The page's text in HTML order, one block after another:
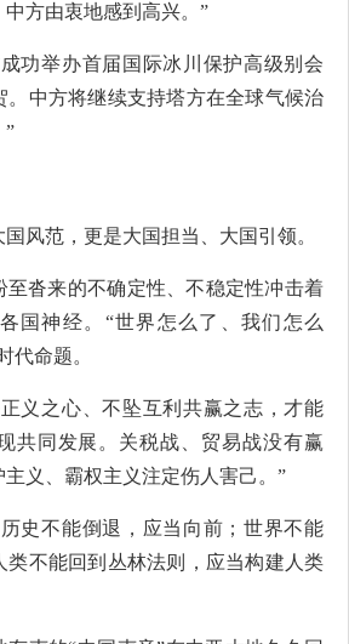
方由衷地感到高兴。”
功举办首届国际冰川保护高级别会
。中方将继续支持塔方在全球气候治
”
风范，更是大国担当、大国引领。
至沓来的不确定性、不稳定性冲击着
国神经。“世界怎么了、我们怎么
代命题。
义之心、不坠互利共赢之志，才能
共同发展。关税战、贸易战没有赢
义、霸权主义注定伤人害己。”
史不能倒退，应当向前；世界不能
类不能回到丛林法则，应当构建人类